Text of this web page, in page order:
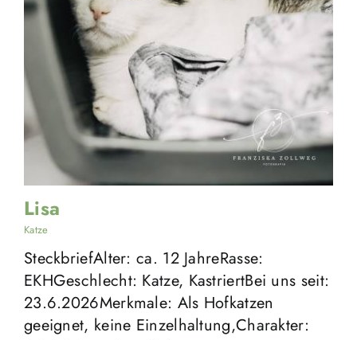
Lisa
Katze
SteckbriefAlter: ca. 12 JahreRasse:
EKHGeschlecht: Katze, KastriertBei uns seit:
23.6.2026Merkmale: Als Hofkatzen
geeignet, keine Einzelhaltung,Charakter: